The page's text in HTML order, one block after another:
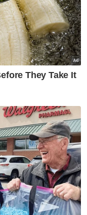
di Ibu
pada Rabu
katanya.
RM2.2 juta
menantu
canai pula
operandi
menyamar
bagi tujuan